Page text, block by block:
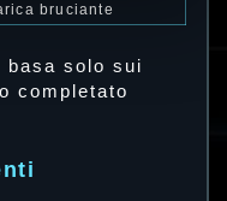
bruciante
solo sui
completato